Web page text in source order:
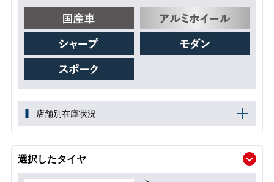
店舗別在庫状況
選択したタイヤ